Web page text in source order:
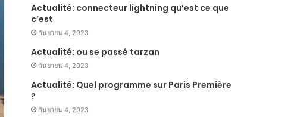
Actualité: connecteur lightning qu’est ce que
c’est
กันยายน 4, 2023
Actualité: ou se passé tarzan
กันยายน 4, 2023
Actualité: Quel programme sur Paris Première
?
กันยายน 4, 2023